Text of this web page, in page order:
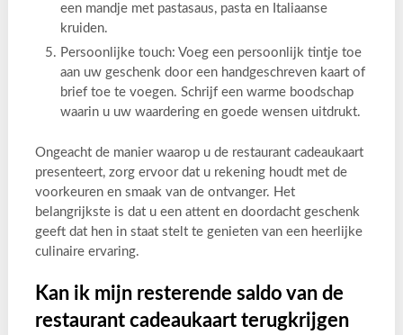
een mandje met pastasaus, pasta en Italiaanse
kruiden.
Persoonlijke touch: Voeg een persoonlijk tintje toe
aan uw geschenk door een handgeschreven kaart of
brief toe te voegen. Schrijf een warme boodschap
waarin u uw waardering en goede wensen uitdrukt.
Ongeacht de manier waarop u de restaurant cadeaukaart
presenteert, zorg ervoor dat u rekening houdt met de
voorkeuren en smaak van de ontvanger. Het
belangrijkste is dat u een attent en doordacht geschenk
geeft dat hen in staat stelt te genieten van een heerlijke
culinaire ervaring.
Kan ik mijn resterende saldo van de
restaurant cadeaukaart terugkrijgen